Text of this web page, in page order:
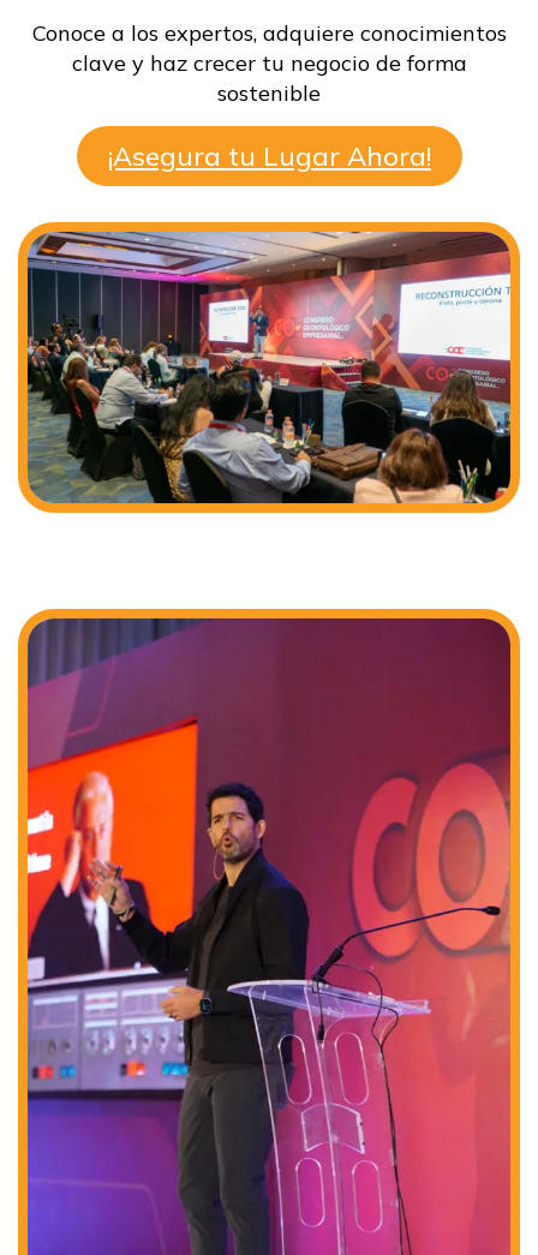
Conoce a los expertos, adquiere conocimientos
clave y haz crecer tu negocio de forma
sostenible
¡Asegura tu Lugar Ahora!